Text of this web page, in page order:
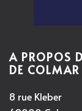
A PROPOS
DE COLMAR
8 rue Kleber